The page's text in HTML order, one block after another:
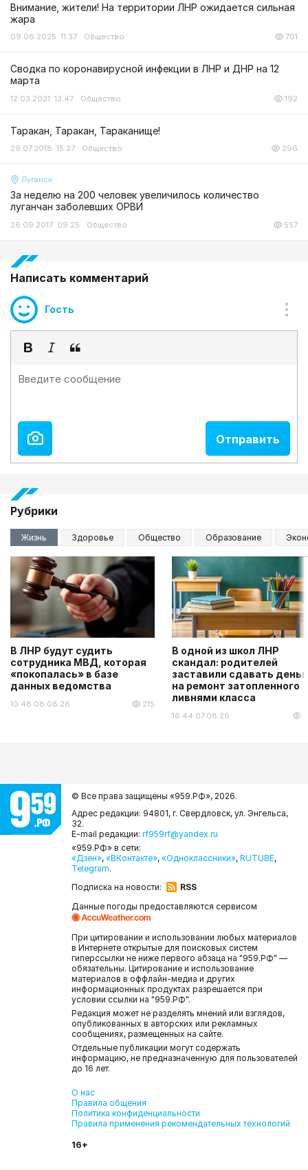
Внимание, жители! На территории ЛНР ожидается сильная
жара
09.06.2025 11:37 Общество 701
Сводка по коронавирусной инфекции в ЛНР и ДНР на 12
марта
12.03.2021 13:47 Общество 192
Таракан, Таракан, Тараканище!
29.07.2018 15:27 Общество 296
Луганск
За неделю на 200 человек увеличилось количество
луганчан заболевших ОРВИ
26.09.2017 09:25 Общество 557
Написать комментарий
Гость
Рубрики
Жизнь Здоровье Общество Образование
В ЛНР будут судить
сотрудника МВД, которая
«покопалась» в базе
данных ведомства
10:48 08.08.26 215
В одной из школ ЛНР
скандал: родителей
заставили сдавать
на ремонт затопленного
ливнями класса
16:44 07.08.26
© Все права защищены «959.РФ», 2026.
Адрес редакции: 94801, г. Свердловск, ул. Энгельса,
32.
E-mail редакции: rf959rf@yandex.ru
«959.РФ» в сети:
«Дзен», «ВКонтакте», «Одноклассники», RUTUBE,
Telegram.
Подписка на новости:
RSS
Данные погоды предоставляются сервисом
При цитировании и использовании любых материалов
в Интернете открытые для поисковых систем
гиперссылки не ниже первого абзаца на "959.РФ" —
обязательны. Цитирование и использование
материалов в оффлайн-медиа и других
информационных продуктах разрешается при
условии ссылки на "959.РФ".
Редакция может не разделять мнений или взглядов,
опубликованных в авторских или рекламных
сообщениях, размещенных на сайте.
Отдельные публикации могут содержать
информацию, не предназначенную для пользователей
до 16 лет.
О нас
Правила общения
Политика конфиденциальности
Правила применения рекомендательных технологий
16+